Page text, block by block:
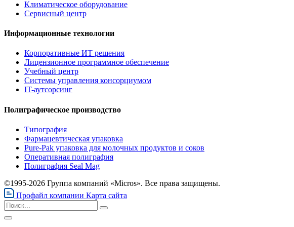
Климатическое оборудование
Сервисный центр
Информационные технологии
Корпоративные ИТ решения
Лицензионное программное обеспечение
Учебный центр
Системы управления консорциумом
IT-аутсорсинг
Полиграфическое производство
Типография
Фармацевтическая упаковка
Pure-Pak упаковка для молочных продуктов и соков
Оперативная полиграфия
Полиграфия Seal Mag
©1995-2026 Группа компаний «Micros». Все права защищены.
Профайл компании Карта сайта